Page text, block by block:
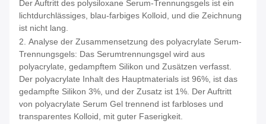
Der Auftritt des polysiloxane Serum-Trennungsgels ist ein
lichtdurchlässiges, blau-farbiges Kolloid, und die Zeichnung
ist nicht lang.
2. Analyse der Zusammensetzung des polyacrylate Serum-
Trennungsgels: Das Serumtrennungsgel wird aus
polyacrylate, gedampftem Silikon und Zusätzen verfasst.
Der polyacrylate Inhalt des Hauptmaterials ist 96%, ist das
gedampfte Silikon 3%, und der Zusatz ist 1%. Der Auftritt
von polyacrylate Serum Gel trennend ist farbloses und
transparentes Kolloid, mit guter Faserigkeit.